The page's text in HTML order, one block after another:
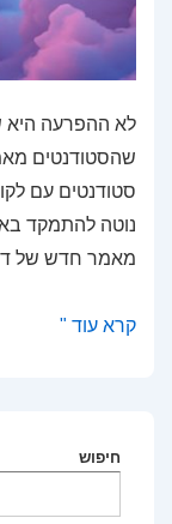
לא ההפרעה היא
שהסטודנטים
סטודנטים עם
נוטה להתמקד
מאמר חדש של
האם
הכלי
קרא עוד "
חיפוש